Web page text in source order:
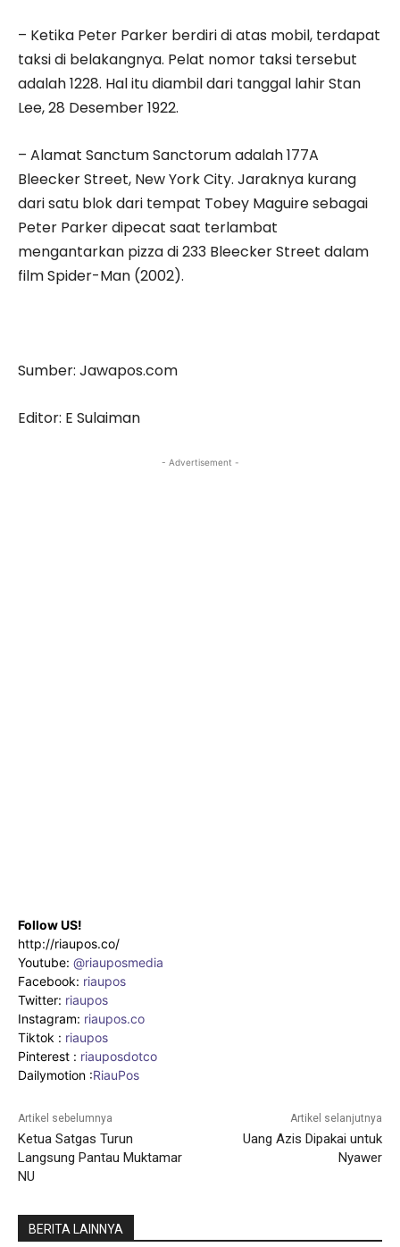
– Ketika Peter Parker berdiri di atas mobil, terdapat
taksi di belakangnya. Pelat nomor taksi tersebut
adalah 1228. Hal itu diambil dari tanggal lahir Stan
Lee, 28 Desember 1922.
– Alamat Sanctum Sanctorum adalah 177A
Bleecker Street, New York City. Jaraknya kurang
dari satu blok dari tempat Tobey Maguire sebagai
Peter Parker dipecat saat terlambat
mengantarkan pizza di 233 Bleecker Street dalam
film Spider-Man (2002).
Sumber: Jawapos.com
Editor: E Sulaiman
- Advertisement -
Follow US!
http://riaupos.co/
Youtube: @riauposmedia
Facebook: riaupos
Twitter: riaupos
Instagram: riaupos.co
Tiktok : riaupos
Pinterest : riauposdotco
Dailymotion :RiauPos
Artikel sebelumnya
Ketua Satgas Turun
Langsung Pantau Muktamar
NU
Artikel selanjutnya
Uang Azis Dipakai untuk
Nyawer
BERITA LAINNYA